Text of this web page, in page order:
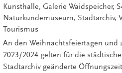
Kunsthalle, Galerie Waidspeicher,
Naturkundemuseum, Stadtarchiv,
Tourismus
An den Weihnachtsfeiertagen und
2023/2024 gelten für die
Stadtarchiv geänderte